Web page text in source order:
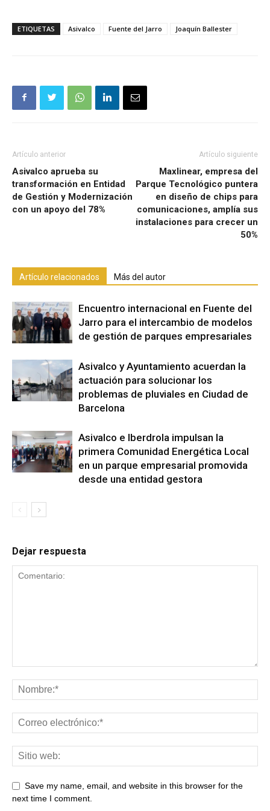
ETIQUETAS Asivalco Fuente del Jarro Joaquín Ballester
Artículo anterior
Asivalco aprueba su
transformación en Entidad
de Gestión y Modernización
con un apoyo del 78%
Artículo siguiente
Maxlinear, empresa del
Parque Tecnológico puntera
en diseño de chips para
comunicaciones, amplía sus
instalaciones para crecer un
50%
Artículo relacionados Más del autor
Encuentro internacional en Fuente del
Jarro para el intercambio de modelos
de gestión de parques empresariales
Asivalco y Ayuntamiento acuerdan la
actuación para solucionar los
problemas de pluviales en Ciudad de
Barcelona
Asivalco e Iberdrola impulsan la
primera Comunidad Energética Local
en un parque empresarial promovida
desde una entidad gestora
Dejar respuesta
Save my name, email, and website in this browser for the
next time I comment.